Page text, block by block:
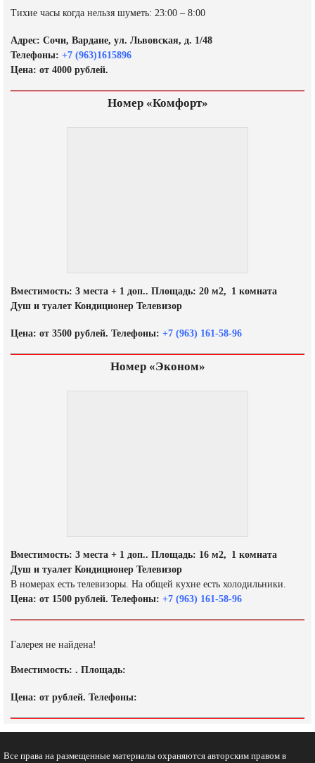
Тихие часы когда нельзя шуметь: 23:00 – 8:00
Адрес: Сочи, Вардане, ул. Львовская, д. 1/48
Телефоны: +7 (963)1615896
Цена: от 4000 рублей.
Номер «Комфорт»
Вместимость: 3 места + 1 доп.. Площадь: 20 м2, 1 комната
Душ и туалет Кондиционер Телевизор
Цена: от 3500 рублей. Телефоны: +7 (963) 161-58-96
Номер «Эконом»
Вместимость: 3 места + 1 доп.. Площадь: 16 м2, 1 комната
Душ и туалет Кондиционер Телевизор
В номерах есть телевизоры. На общей кухне есть холодильники.
Цена: от 1500 рублей. Телефоны: +7 (963) 161-58-96
Галерея не найдена!
Вместимость: . Площадь:
Цена: от рублей. Телефоны:
Все права на размещенные материалы охраняются авторским правом в